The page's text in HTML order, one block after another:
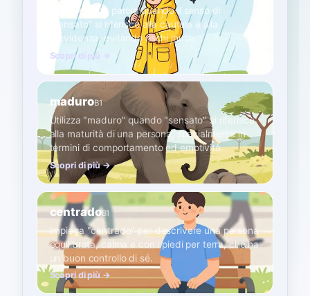
Scegli questa parola quando il senso di
"sensato" si riferisce alla cautela e alla
previdenza, evitando rischi inutili.
Scopri di più →
maduroB1
Utilizza "maduro" quando "sensato" si riferisce
alla maturità di una persona, specialmente in
termini di comportamento ed emotività.
Scopri di più →
centradoB1
Impiega "centrado" per descrivere una persona
equilibrata, calma e con i piedi per terra, che ha
un buon controllo di sé.
Scopri di più →